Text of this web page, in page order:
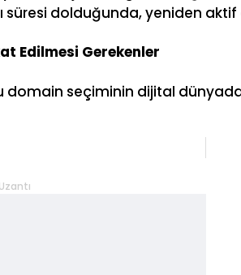
süresi dolduğunda, yeniden
Edilmesi Gerekenler
seçiminin dijital dünyada